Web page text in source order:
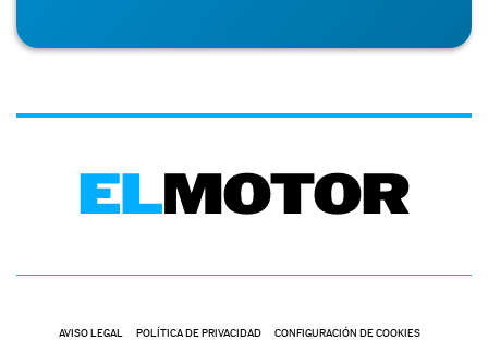
AVISO LEGAL POLÍTICA DE PRIVACIDAD CONFIGURACIÓN DE COOKIES